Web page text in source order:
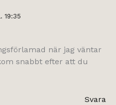
19:35
när jag väntar
snabbt efter att du
Svara